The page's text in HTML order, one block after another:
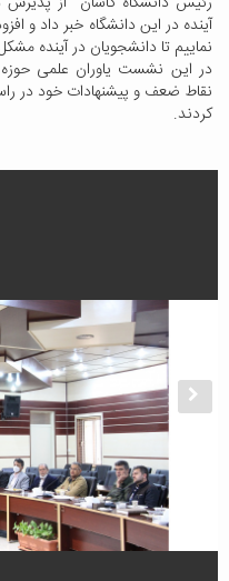
آینده در این دانشگاه خبر داد و
نماییم تا دانشجویان در آینده
در این نشست یاوران علمی
نقاط ضعف و پیشنهادات خود در
کردند.